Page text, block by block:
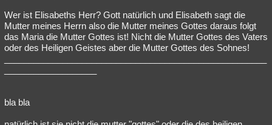
Wer ist Elisabeths Herr? Gott natürlich und Elisabeth sagt die
Mutter meines Herrn also die Mutter meines Gottes daraus folgt
das Maria die Mutter Gottes ist! Nicht die Mutter Gottes des Vaters
oder des Heiligen Geistes aber die Mutter Gottes des Sohnes!
bla bla